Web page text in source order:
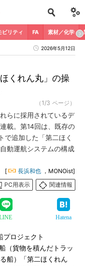
ビリティ FA 素材／化学
2026年5月12日
くれん丸」の操
（1/3 ページ）
らに採用されているデ
載。第14回は、既存の
で追加した「第二ほく
動運航システムの構成
[ 長浜和也 ，MONOist]
PC用表示
関連情報
Hatena
ロジェクト
（貨物を積んだトラッ
船）「第二ほくれん